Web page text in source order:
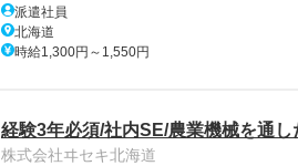
派遣社員
北海道
時給1,300円～1,550円
経験3年必須/社内SE/農業機械を通
株式会社ヰセキ北海道